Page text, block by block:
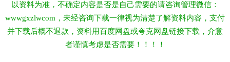
以资料为准，不确定内容是否是自己需要的请咨询管理微信：
wwwgxzlwcom，未经咨询下载一律视为清楚了解资料内容，支付
并下载后概不退款，资料用百度网盘或夸克网盘链接下载，介意
者谨慎考虑是否需要！！！！